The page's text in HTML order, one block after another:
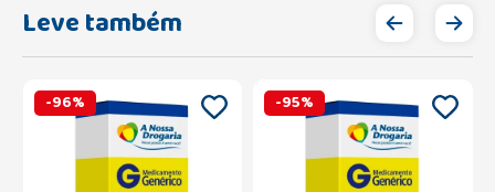
Leve também
-96% -95%